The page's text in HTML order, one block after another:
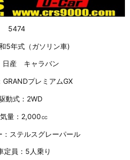
5474
5年式（ガソリン車)
日産 キャラバン
GRANDプレミアムGX
動式：2WD
気量：2,000㏄
：ステルスグレーパール
定員：5人乗り